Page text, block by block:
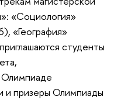
«Социология»
«География»
студенты
Олимпиаде
и призеры Олимпиады